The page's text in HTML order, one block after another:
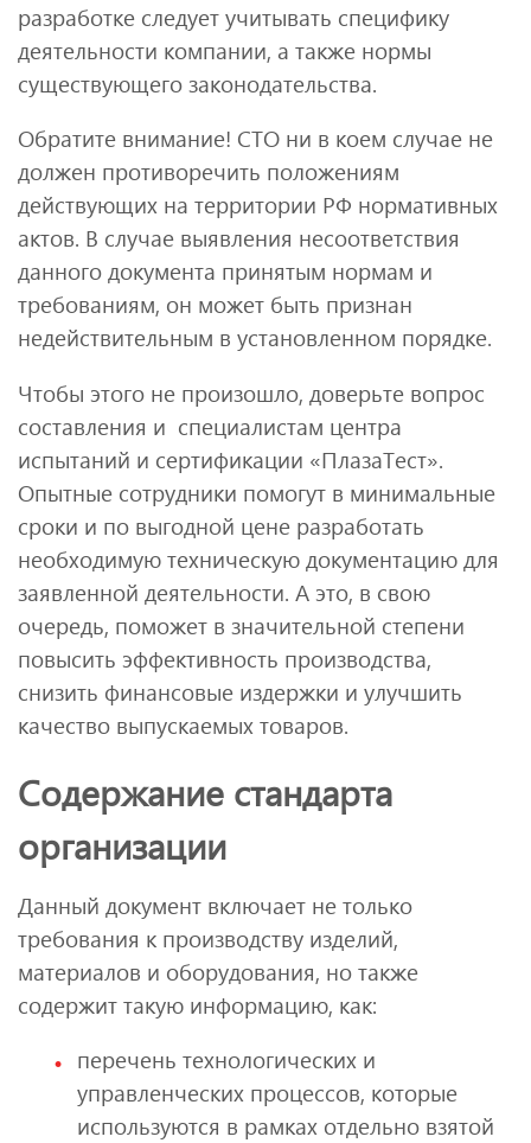
разработке следует учитывать специфику
деятельности компании, а также нормы
существующего законодательства.
Обратите внимание! СТО ни в коем случае не
должен противоречить положениям
действующих на территории РФ нормативных
актов. В случае выявления несоответствия
данного документа принятым нормам и
требованиям, он может быть признан
недействительным в установленном порядке.
Чтобы этого не произошло, доверьте вопрос
составления и специалистам центра
испытаний и сертификации «ПлазаТест».
Опытные сотрудники помогут в минимальные
сроки и по выгодной цене разработать
необходимую техническую документацию для
заявленной деятельности. А это, в свою
очередь, поможет в значительной степени
повысить эффективность производства,
снизить финансовые издержки и улучшить
качество выпускаемых товаров.
Содержание стандарта
организации
Данный документ включает не только
требования к производству изделий,
материалов и оборудования, но также
содержит такую информацию, как:
перечень технологических и
управленческих процессов, которые
используются в рамках отдельно взятой